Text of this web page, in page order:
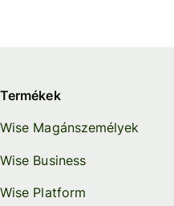
Termékek
Wise Magánszemélyek
Wise Business
Wise Platform